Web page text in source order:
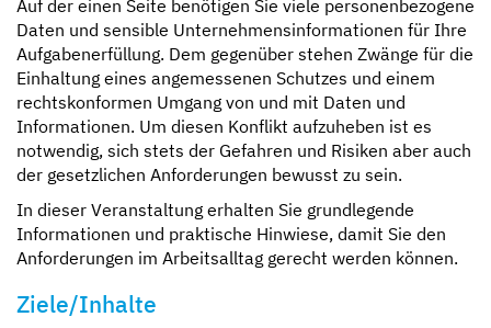
Auf der einen Seite benötigen Sie viele personenbezogene
Daten und sensible Unternehmensinformationen für Ihre
Aufgabenerfüllung. Dem gegenüber stehen Zwänge für die
Einhaltung eines angemessenen Schutzes und einem
rechtskonformen Umgang von und mit Daten und
Informationen. Um diesen Konflikt aufzuheben ist es
notwendig, sich stets der Gefahren und Risiken aber auch
der gesetzlichen Anforderungen bewusst zu sein.
In dieser Veranstaltung erhalten Sie grundlegende
Informationen und praktische Hinwiese, damit Sie den
Anforderungen im Arbeitsalltag gerecht werden können.
Ziele/Inhalte